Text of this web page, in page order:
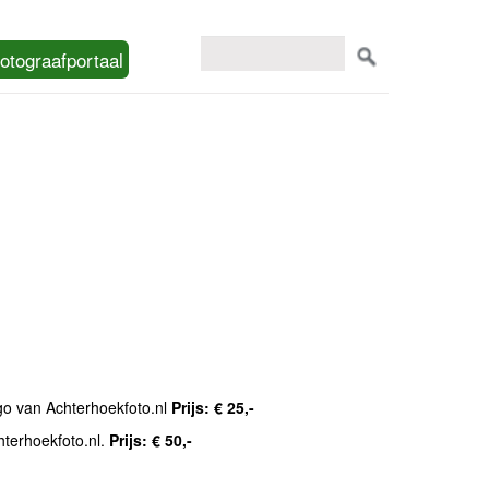
van Achterhoekfoto.nl Prijs: € 25,-
Prijs: € 50,-